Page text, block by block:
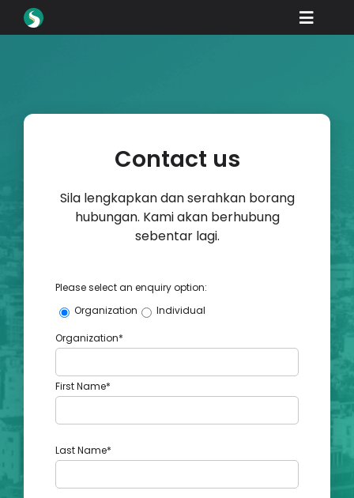
Toggle
Belajar
Showcase
Portal Peniaga
Sokongan
Akaun saya
Contact us
Sila lengkapkan dan serahkan borang
hubungan. Kami akan berhubung
sebentar lagi.
Please select an enquiry option:
Organization
Individual
Organization*
First Name*
Last Name*